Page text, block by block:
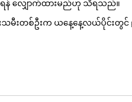
လျှောက်ထားမည်ဟု သိရသည်။
တစ်ဦးက ယနေ့နေ့လယ်ပိုင်းတွင်